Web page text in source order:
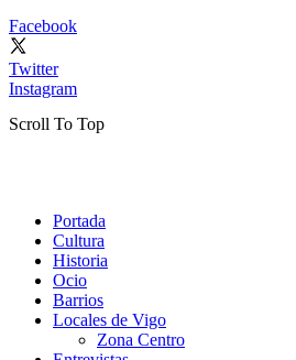
Facebook
Twitter
Instagram
Scroll To Top
Portada
Cultura
Historia
Ocio
Barrios
Locales de Vigo
Zona Centro